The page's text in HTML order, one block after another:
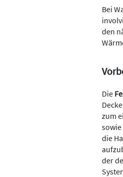
Bei
den
Die
zum
die
der